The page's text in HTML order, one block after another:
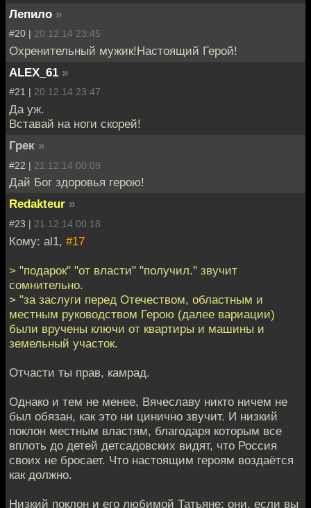
Лепило »
#20 | 20.12.14 23:45
Охренительный мужик!Настоящий Герой!
ALEX_61 »
#21 | 20.12.14 23:47
Да уж.
Вставай на ноги скорей!
Грек »
#22 | 21.12.14 00:09
Дай Бог здоровья герою!
Redakteur »
#23 | 21.12.14 00:18
Кому: al1, #17
> "подарок" "от власти" "получил." звучит
сомнительно.
> "за заслуги перед Отечеством, областным и
местным руководством Герою (далее вариации)
были вручены ключи от квартиры и машины и
земельный участок.
Отчасти ты прав, камрад.
Однако и тем не менее, Вячеславу никто ничем не
был обязан, как это ни цинично звучит. И низкий
поклон местным властям, благодаря которым все
вплоть до детей детсадовских видят, что Россия
своих не бросает. Что настоящим героям воздаётся
как должно.
Низкий поклон и его любимой Татьяне: они, если вы